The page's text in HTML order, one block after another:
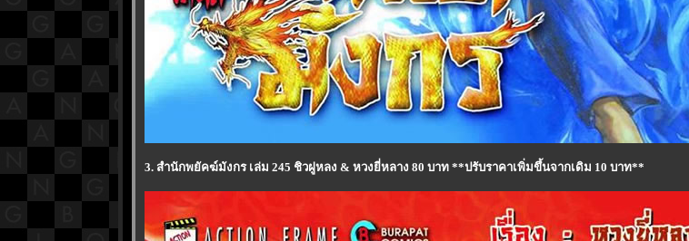
3. สำนักพยัคฆ์มังกร เล่ม 245 ชิวฝูหลง & หวงยี่หลาง 80 บาท **ปรับราคาเพิ่มขึ้นจากเดิม 10 บาท**